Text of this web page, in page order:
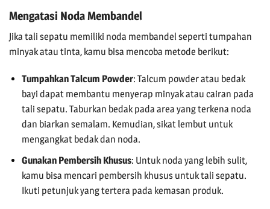
Mengatasi Noda Membandel
Jika tali sepatu memiliki noda membandel seperti tumpahan
minyak atau tinta, kamu bisa mencoba metode berikut:
Tumpahkan Talcum Powder: Talcum powder atau bedak
bayi dapat membantu menyerap minyak atau cairan pada
tali sepatu. Taburkan bedak pada area yang terkena noda
dan biarkan semalam. Kemudian, sikat lembut untuk
mengangkat bedak dan noda.
Gunakan Pembersih Khusus: Untuk noda yang lebih sulit,
kamu bisa mencari pembersih khusus untuk tali sepatu.
Ikuti petunjuk yang tertera pada kemasan produk.